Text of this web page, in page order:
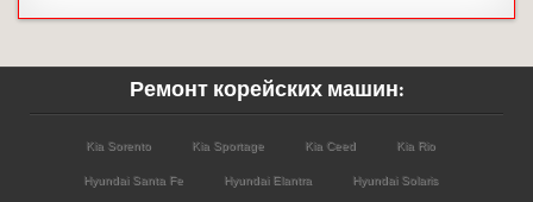
Ремонт корейских машин:
Kia Sorento Kia Sportage Kia Ceed Kia Rio
Hyundai Santa Fe Hyundai Elantra Hyundai Solaris